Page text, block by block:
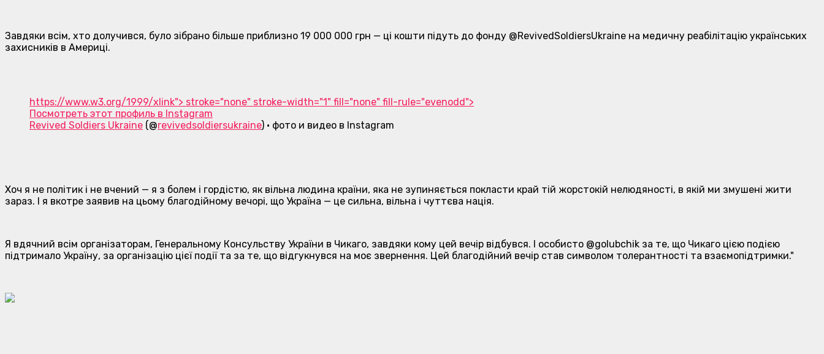
Завдяки всім, хто долучився, було зібрано більше приблизно 19 000 000 грн — ці кошти підуть до фонду @RevivedSoldiersUkraine на медичну реабілітацію українських
захисників в Америці.
https://www.w3.org/1999/xlink"> stroke="none" stroke-width="1" fill="none" fill-rule="evenodd">
Посмотреть этот профиль в Instagram
Revived Soldiers Ukraine (@revivedsoldiersukraine) • фото и видео в Instagram
Хоч я не політик і не вчений — я з болем і гордістю, як вільна людина країни, яка не зупиняється покласти край тій жорстокій нелюдяності, в якій ми змушені жити
зараз. І я вкотре заявив на цьому благодійному вечорі, що Україна — це сильна, вільна і чуттєва нація.
Я вдячний всім організаторам, Генеральному Консульству України в Чикаго, завдяки кому цей вечір відбувся. І особисто @golubchik за те, що Чикаго цією подією
підтримало Україну, за організацію цієї події та за те, що відгукнувся на моє звернення. Цей благодійний вечір став символом толерантності та взаємопідтримки."